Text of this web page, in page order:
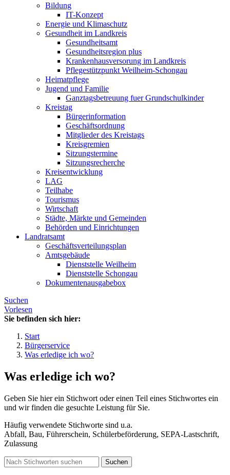
Bildung
IT-Konzept
Energie und Klimaschutz
Gesundheit im Landkreis
Gesundheitsamt
Gesundheitsregion plus
Krankenhausversorung im Landkreis
Pflegestützpunkt Weilheim-Schongau
Heimatpflege
Jugend und Familie
Ganztagsbetreuung fuer Grundschulkinder
Kreistag
Bürgerinformation
Geschäftsordnung
Mitglieder des Kreistags
Kreisgremien
Sitzungstermine
Sitzungsrecherche
Kreisentwicklung
LAG
Teilhabe
Tourismus
Wirtschaft
Städte, Märkte und Gemeinden
Behörden und Einrichtungen
Landratsamt
Geschäftsverteilungsplan
Amtsgebäude
Dienststelle Weilheim
Dienststelle Schongau
Dokumentenausgabebox
Suchen
Vorlesen
Sie befinden sich hier:
Start
Bürgerservice
Was erledige ich wo?
Was erledige ich wo?
Geben Sie hier ein Stichwort oder einen Teil eines Stichwortes ein
und wir finden die gesuchte Leistung für Sie.
Häufig verwendete Stichworte sind u.a.
Abfall, Bau, Führerschein, Schülerbeförderung, SEPA-Lastschrift,
Zulassung
Suchen